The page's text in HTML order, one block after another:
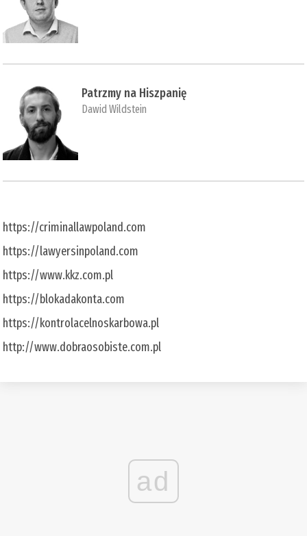
Patrzmy na Hiszpanię
Dawid Wildstein
https://criminallawpoland.com
https://lawyersinpoland.com
https://www.kkz.com.pl
https://blokadakonta.com
https://kontrolacelnoskarbowa.pl
http://www.dobraosobiste.com.pl
ad